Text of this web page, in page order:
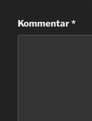
Kommentar*